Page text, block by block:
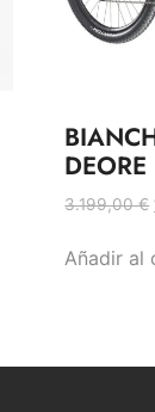
3.199,00€
Añadir al